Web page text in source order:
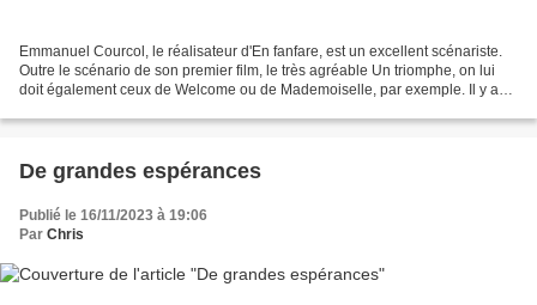
Emmanuel Courcol, le réalisateur d'En fanfare, est un excellent scénariste.
Outre le scénario de son premier film, le très agréable Un triomphe, on lui
doit également ceux de Welcome ou de Mademoiselle, par exemple. Il y a
De grandes espérances
Publié le 16/11/2023 à 19:06
Par Chris